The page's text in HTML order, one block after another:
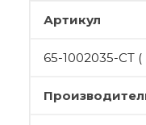
Артикул
65-1002035-СТ